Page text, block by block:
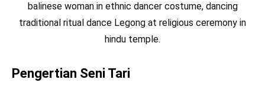
balinese woman in ethnic dancer costume, dancing
traditional ritual dance Legong at religious ceremony in
hindu temple.
Pengertian Seni Tari